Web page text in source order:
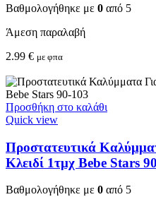
Βαθμολογήθηκε με 0 από 5
Άμεση παραλαβή
2.99 € με φπα
Προσθήκη στο καλάθι
Quick view
Προστατευτικά
Κλειδί 1τμχ Bebe Stars
Βαθμολογήθηκε με 0 από 5